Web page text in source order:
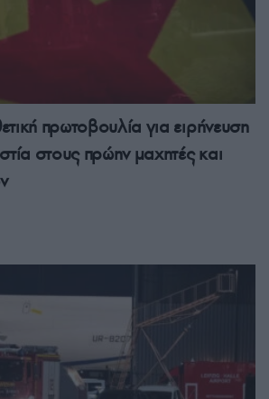
πρωτοβουλία για ειρήνευση
στους πρώην μαχητές και